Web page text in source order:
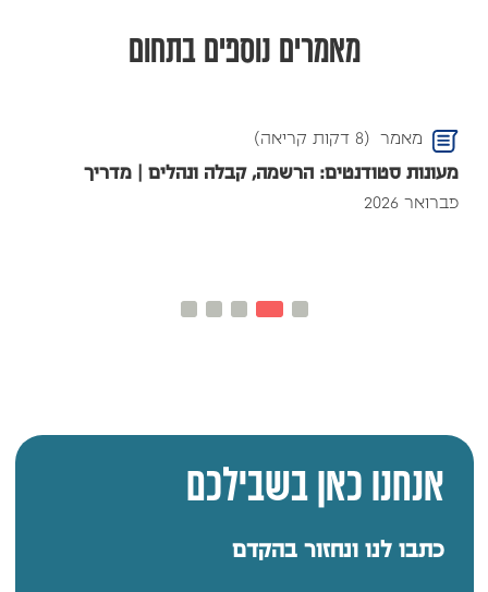
מאמרים נוספים בתחום
מאמר (8 דקות קריאה)
מעונות סטודנטים: הרשמה, קבלה ונהלים | מדריך
פברואר 2026
אנחנו כאן בשבילכם
כתבו לנו ונחזור בהקדם